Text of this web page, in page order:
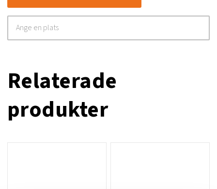
Relaterade
produkter